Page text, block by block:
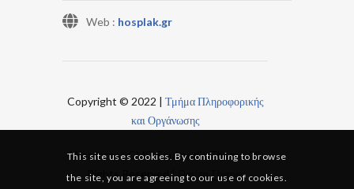
Web : hosplak.gr
Copyright © 2022 | Τμήμα Πληροφορικής
και Οργάνωσης
Wordpress CMS, Soulmedic Theme All
Rights Reserved |Design Themes
This site uses cookies. By continuing to browse
the site, you are agreeing to our use of cookies.